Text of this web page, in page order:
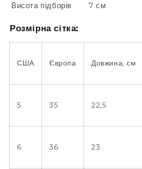
Висота підборів
7 см
Розмірна сітка:
США Європа Довжина, см
5 35 22,5
6 36 23